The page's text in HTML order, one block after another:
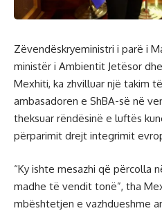
Zëvendëskryeministri i parë i
ministër i Ambientit Jetësor
Mexhiti, ka zhvilluar një takim
ambasadoren e ShBA-së në
theksuar rëndësinë e luftës
përparimit drejt integrimit
“Ky ishte mesazhi që përcolla
madhe të vendit tonë”, tha
mbështetjen e vazhdueshme